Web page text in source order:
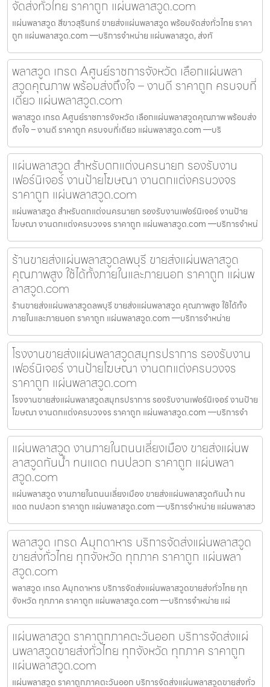
จัดส่งทั่วไทย ราคาถูก แผ่นพลาสวูด.com
แผ่นพลาสวูด สีขาวสุรินทร์ ขายส่งแผ่นพลาสวูด พร้อมจัดส่งทั่วไทย ราคา
ถูก แผ่นพลาสวูด.com —บริการจำหน่าย แผ่นพลาสวูด, ส่งทั
พลาสวูด เกรด Aศูนย์ราชการจังหวัด เลือกแผ่นพลา
สวูดคุณภาพ พร้อมส่งถึงใจ – งานดี ราคาถูก ครบจบที่
เดียว แผ่นพลาสวูด.com
พลาสวูด เกรด Aศูนย์ราชการจังหวัด เลือกแผ่นพลาสวูดคุณภาพ พร้อมส่ง
ถึงใจ – งานดี ราคาถูก ครบจบที่เดียว แผ่นพลาสวูด.com —บริ
แผ่นพลาสวูด สำหรับตกแต่งนครนายก รองรับงาน
เฟอร์นิเจอร์ งานป้ายโฆษณา งานตกแต่งครบวงจร
ราคาถูก แผ่นพลาสวูด.com
แผ่นพลาสวูด สำหรับตกแต่งนครนายก รองรับงานเฟอร์นิเจอร์ งานป้าย
โฆษณา งานตกแต่งครบวงจร ราคาถูก แผ่นพลาสวูด.com —บริการจำหน่
ร้านขายส่งแผ่นพลาสวูดลพบุรี ขายส่งแผ่นพลาสวูด
คุณภาพสูง ใช้ได้ทั้งภายในและภายนอก ราคาถูก แผ่นพ
ลาสวูด.com
ร้านขายส่งแผ่นพลาสวูดลพบุรี ขายส่งแผ่นพลาสวูด คุณภาพสูง ใช้ได้ทั้ง
ภายในและภายนอก ราคาถูก แผ่นพลาสวูด.com —บริการจำหน่าย
โรงงานขายส่งแผ่นพลาสวูดสมุทรปราการ รองรับงาน
เฟอร์นิเจอร์ งานป้ายโฆษณา งานตกแต่งครบวงจร
ราคาถูก แผ่นพลาสวูด.com
โรงงานขายส่งแผ่นพลาสวูดสมุทรปราการ รองรับงานเฟอร์นิเจอร์ งานป้าย
โฆษณา งานตกแต่งครบวงจร ราคาถูก แผ่นพลาสวูด.com —บริการจำ
แผ่นพลาสวูด งานภายในถนนเลี่ยงเมือง ขายส่งแผ่นพ
ลาสวูดกันน้ำ ทนแดด ทนปลวก ราคาถูก แผ่นพลา
สวูด.com
แผ่นพลาสวูด งานภายในถนนเลี่ยงเมือง ขายส่งแผ่นพลาสวูดกันน้ำ ทน
แดด ทนปลวก ราคาถูก แผ่นพลาสวูด.com —บริการจำหน่าย แผ่นพลาสว
พลาสวูด เกรด Aมุกดาหาร บริการจัดส่งแผ่นพลาสวูด
ขายส่งทั่วไทย ทุกจังหวัด ทุกภาค ราคาถูก แผ่นพลา
สวูด.com
พลาสวูด เกรด Aมุกดาหาร บริการจัดส่งแผ่นพลาสวูดขายส่งทั่วไทย ทุก
จังหวัด ทุกภาค ราคาถูก แผ่นพลาสวูด.com —บริการจำหน่าย แผ่
แผ่นพลาสวูด ราคาถูกภาคตะวันออก บริการจัดส่งแผ่
นพลาสวูดขายส่งทั่วไทย ทุกจังหวัด ทุกภาค ราคาถูก
แผ่นพลาสวูด.com
แผ่นพลาสวูด ราคาถูกภาคตะวันออก บริการจัดส่งแผ่นพลาสวูดขายส่งทั่ว